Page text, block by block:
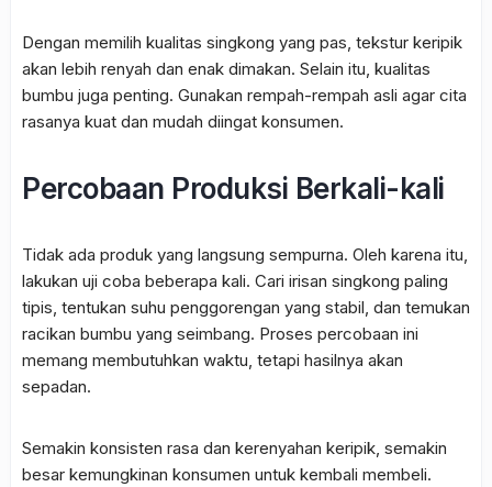
Dengan memilih kualitas singkong yang pas, tekstur keripik
akan lebih renyah dan enak dimakan. Selain itu, kualitas
bumbu juga penting. Gunakan rempah-rempah asli agar cita
rasanya kuat dan mudah diingat konsumen.
Percobaan Produksi Berkali-kali
Tidak ada produk yang langsung sempurna. Oleh karena itu,
lakukan uji coba beberapa kali. Cari irisan singkong paling
tipis, tentukan suhu penggorengan yang stabil, dan temukan
racikan bumbu yang seimbang. Proses percobaan ini
memang membutuhkan waktu, tetapi hasilnya akan
sepadan.
Semakin konsisten rasa dan kerenyahan keripik, semakin
besar kemungkinan konsumen untuk kembali membeli.